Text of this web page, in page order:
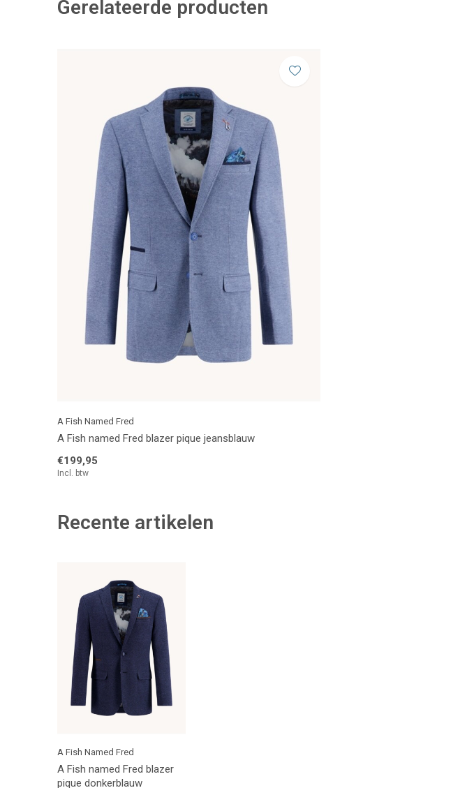
Gerelateerde producten
A Fish Named Fred
A Fish named Fred blazer pique jeansblauw
€199,95
Incl. btw
Recente artikelen
A Fish Named Fred
A Fish named Fred blazer
pique donkerblauw